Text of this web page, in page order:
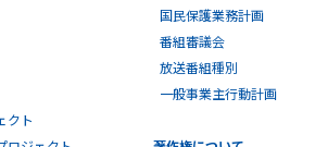
クト
国民保護業務計画
番組審議会
放送番組種別
一般事業主行動計画